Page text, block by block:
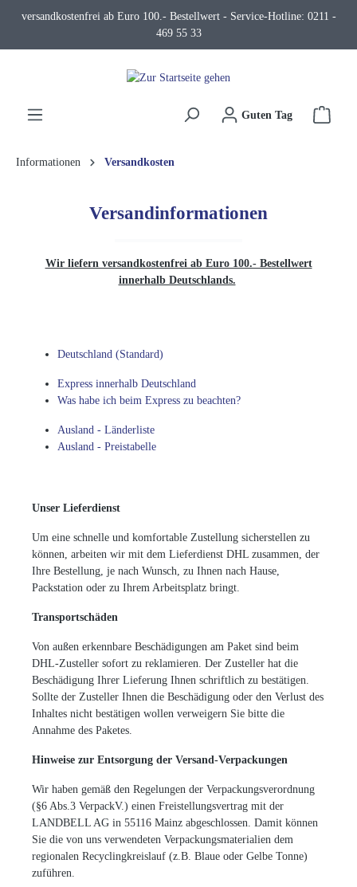
springen
versandkostenfrei ab Euro 100.- Bestellwert - Service-Hotline: 0211 -
469 55 33
Guten Tag
Informationen Versandkosten
Versandinformationen
Wir liefern versandkostenfrei ab Euro 100.- Bestellwert
innerhalb Deutschlands.
Deutschland (Standard)
Express innerhalb Deutschland
Was habe ich beim Express zu beachten?
Ausland - Länderliste
Ausland - Preistabelle
Unser Lieferdienst
Um eine schnelle und komfortable Zustellung sicherstellen zu
können, arbeiten wir mit dem Lieferdienst DHL zusammen, der
Ihre Bestellung, je nach Wunsch, zu Ihnen nach Hause,
Packstation oder zu Ihrem Arbeitsplatz bringt.
Transportschäden
Von außen erkennbare Beschädigungen am Paket sind beim
DHL-Zusteller sofort zu reklamieren. Der Zusteller hat die
Beschädigung Ihrer Lieferung Ihnen schriftlich zu bestätigen.
Sollte der Zusteller Ihnen die Beschädigung oder den Verlust des
Inhaltes nicht bestätigen wollen verweigern Sie bitte die
Annahme des Paketes.
Hinweise zur Entsorgung der Versand-Verpackungen
Wir haben gemäß den Regelungen der Verpackungsverordnung
(§6 Abs.3 VerpackV.) einen Freistellungsvertrag mit der
LANDBELL AG in 55116 Mainz abgeschlossen. Damit können
Sie die von uns verwendeten Verpackungsmaterialien dem
regionalen Recyclingkreislauf (z.B. Blaue oder Gelbe Tonne)
zuführen.